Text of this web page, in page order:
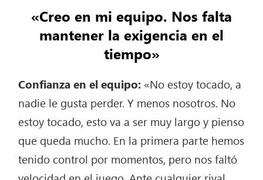
«Creo en mi equipo. Nos falta
mantener la exigencia en el
tiempo»
Confianza en el equipo: «No estoy tocado, a
nadie le gusta perder. Y menos nosotros. No
estoy tocado, esto va a ser muy largo y pienso
que queda mucho. En la primera parte hemos
tenido control por momentos, pero nos faltó